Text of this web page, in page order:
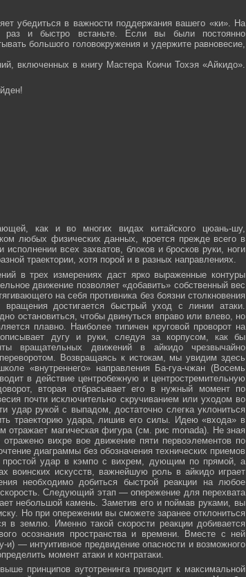
убедиться в важности поддержания вашего «ки». На
раз и быстро встаньте. Если вы были постоянно
большого головокружения и удержите равновесие,
включенных в книгу Мастера Коичи Тохэя «Айкидо».
как и во многих видах китайского цюань-шу,
любых физических данных, кроется прежде всего в
всех захватов, блоков и бросков руки, ноги
траектории, хотя порой и в разных направлениях.
в трех измерениях даст ярко выраженные контуры
движение позволяет «добавить» собственный вес
на себя противника без боязни столкновения
достигается быстрый уход с линии атаки.
остановиться, чтобы двинуться вправо или влево, но
плавно. Наиболее типичен круговой проворот на
дугу и руки, следуя за корпусом, как бы
вращательных движений в айкидо чрезвычайно
Возвращаясь к истокам, мы увидим здесь
«внутреннего» направления Ба-гуа-чжан (Восемь
в действие центробежную и центростремительную
вторая отбрасывает его в нужный момент по
почти исключительно скручиванием или уходом во
удар рукой с выпадом, достаточно слегка уклониться
траекторию удара, лишив его силы. Идею «входа» в
отражает магическая фигура (см. рис monada). Не зная
вихре вое движение пяти первоэлементов по
диаграммы без обозначения технических приемов
простой удар в кэмпо с вихрем, дующим по прямой, а
искусств, важнейшую роль в айкидо играет
необходимо добиться быстрой реакции на любое
Следующий этап — опережение для перехвата
небольшой камень. Заметив его и поймав руками, вы
Но при опережении вы сможете заранее отклониться
в землю. Именно такой скорости реакции добивается
осознания пространства и времени. Вместе с ней
и) — интуитивное предвидение опасности и возможного
момент атаки и контратаки.
принципов аутотренинга приводит к максимальной